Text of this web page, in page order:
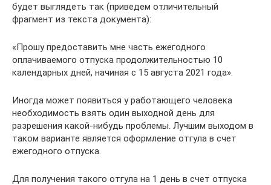
будет выглядеть так (приведем отличительный
фрагмент из текста документа):
«Прошу предоставить мне часть ежегодного
оплачиваемого отпуска продолжительностью 10
календарных дней, начиная с 15 августа 2021 года».
Иногда может появиться у работающего человека
необходимость взять один выходной день для
разрешения какой-нибудь проблемы. Лучшим выходом в
таком варианте является оформление отгула в счет
ежегодного отпуска.
Для получения такого отгула на 1 день в счет отпуска